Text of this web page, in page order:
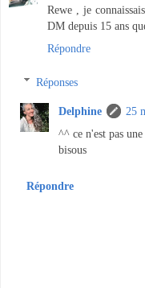
Rewe , je
DM depuis 15 ans
Répondre
Réponses
Delphine
25
^^ ce n'est pas
bisous
Répondre